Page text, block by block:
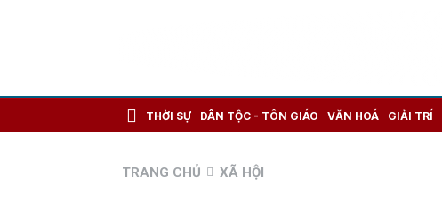
THỜI SỰ DÂN TỘC - TÔN GIÁO VĂN HOÁ GIẢI TRÍ
TRANG CHỦ XÃ HỘI